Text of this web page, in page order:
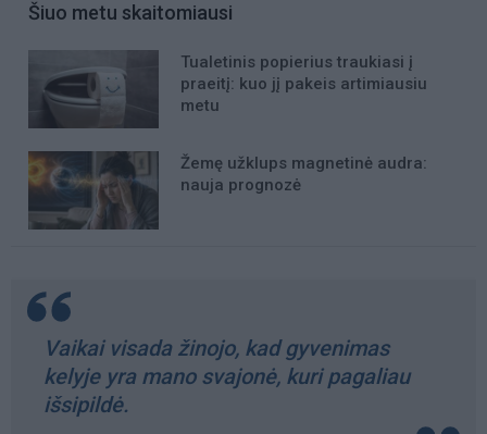
Šiuo metu skaitomiausi
Tualetinis popierius traukiasi į
praeitį: kuo jį pakeis artimiausiu
metu
Žemę užklups magnetinė audra:
nauja prognozė
Vaikai visada žinojo, kad gyvenimas
kelyje yra mano svajonė, kuri pagaliau
išsipildė.